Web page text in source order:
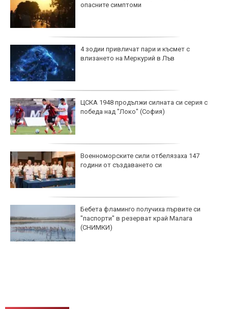
опасните симптоми
4 зодии привличат пари и късмет с
влизането на Меркурий в Лъв
ЦСКА 1948 продължи силната си серия с
победа над "Локо" (София)
Военноморските сили отбелязаха 147
години от създаването си
Бебета фламинго получиха първите си
"паспорти" в резерват край Малага
(СНИМКИ)